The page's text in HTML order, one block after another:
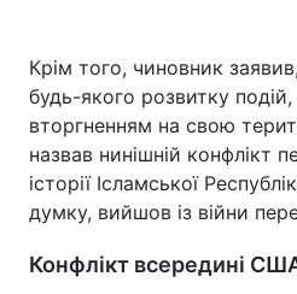
Крім того, чиновник
будь-якого розвитку
вторгненням на свою
назвав нинішній конфлікт
історії Ісламської
думку, вийшов із війни
Конфлікт всередині